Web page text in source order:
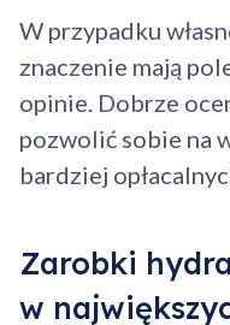
W przypadku
znaczenie mają
opinie. Dobrze
pozwolić sobie na
bardziej
Zarobki
w